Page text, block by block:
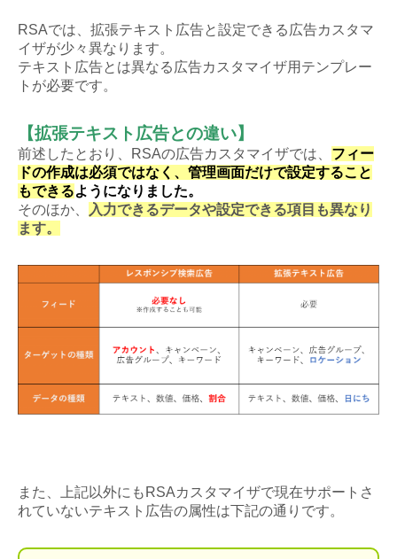
RSAでは、拡張テキスト広告と設定できる広告カスタマ
イザが少々異なります。
テキスト広告とは異なる広告カスタマイザ用テンプレー
トが必要です。
【拡張テキスト広告との違い】
前述したとおり、RSAの広告カスタマイザでは、 フィー
ドの作成は必須ではなく、管理画面だけで設定すること
もできるようになりました。
そのほか、
入力できるデータや設定できる項目も異なり
ます。
また、上記以外にもRSAカスタマイザで現在サポートさ
れていないテキスト広告の属性は下記の通りです。